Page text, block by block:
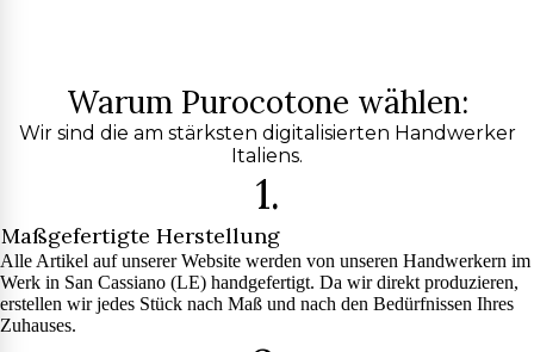
Warum Purocotone wählen:
Wir sind die am stärksten digitalisierten Handwerker
Italiens.
1.
Maßgefertigte Herstellung
Alle Artikel auf unserer Website werden von unseren Handwerkern im
Werk in San Cassiano (LE) handgefertigt. Da wir direkt produzieren,
erstellen wir jedes Stück nach Maß und nach den Bedürfnissen Ihres
Zuhauses.